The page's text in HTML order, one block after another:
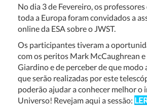
No dia 3 de Fevereiro, os professores
toda a Europa foram convidados a
online da ESA sobre o JWST.
Os participantes tiveram a
com os peritos Mark McCaughrean
Giardino e de perceber de que modo
que serão realizadas por este
poderão ajudar a conhecer melhor o
Universo! Revejam aqui a sessão: